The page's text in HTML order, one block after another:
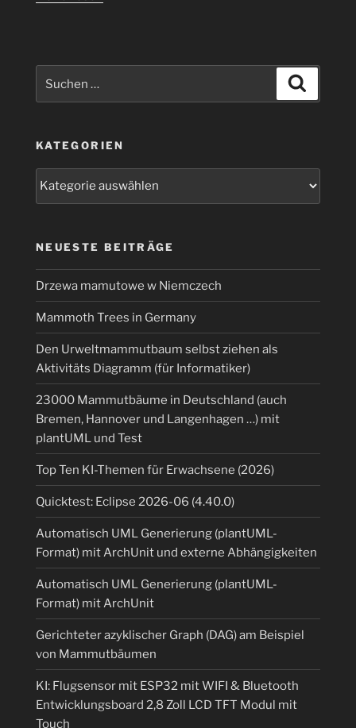
Nachricht
mit
Wetter
von
OpenWeather
jeden
mit
Red
und
Raspberry
Pi
an
das
Handy
und
Tablet
versandt
werden?“
nach:
KATEGORIEN
NEUESTE BEITRÄGE
Drzewa mamutowe w Niemczech
Mammoth Trees in Germany
Den Urweltmammutbaum selbst ziehen als
Aktivitäts Diagramm (für Informatiker)
23000 Mammutbäume in Deutschland (auch
Bremen, Hannover und Langenhagen …) mit
plantUML und Test
Top Ten KI-Themen für Erwachsene (2026)
Quicktest: Eclipse 2026-06 (4.40.0)
Automatisch UML Generierung (plantUML-
Format) mit ArchUnit und externe Abhängigkeiten
Automatisch UML Generierung (plantUML-
Format) mit ArchUnit
Gerichteter azyklischer Graph (DAG) am Beispiel
von Mammutbäumen
KI: Flugsensor mit ESP32 mit WIFI & Bluetooth
Entwicklungsboard 2,8 Zoll LCD TFT Modul mit
Touch